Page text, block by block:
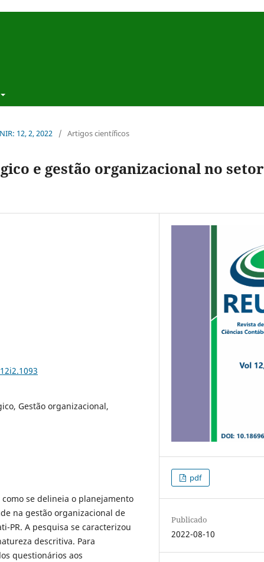
12, 2, 2022 / Artigos científicos
e gestão organizacional no setor
Gestão organizacional,
se delineia o planejamento
na gestão organizacional de
PR. A pesquisa se caracterizou
descritiva. Para
questionários aos
pdf
Publicado
2022-08-10